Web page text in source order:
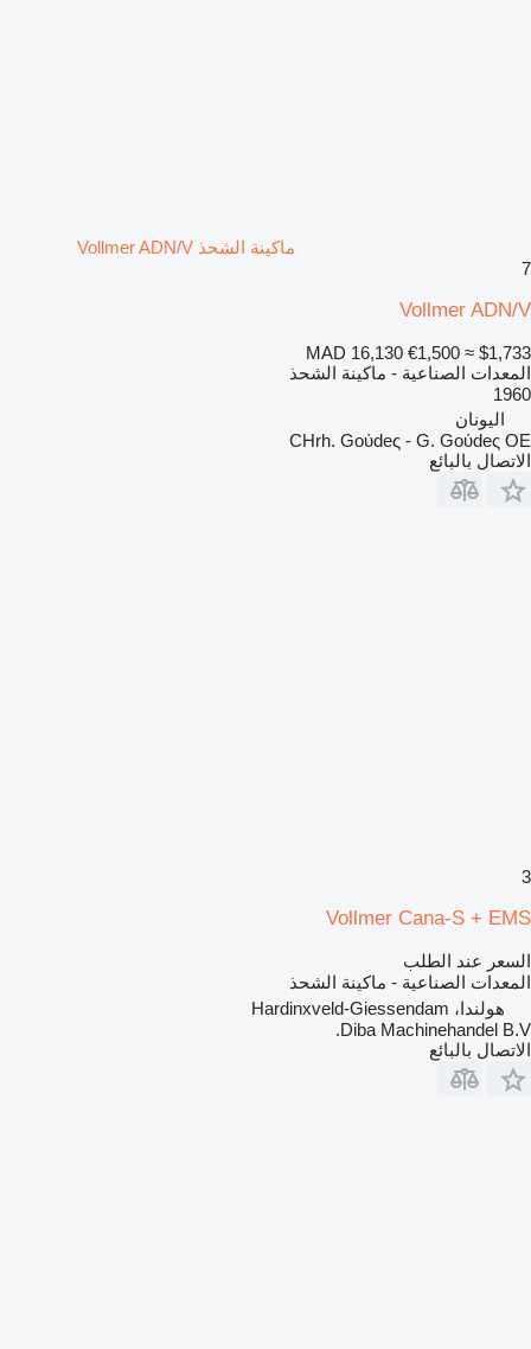
ماكينة الشحذ Vollmer ADN/V
7
Vollmer ADN/V
MAD 16,130 €1,500 ≈ $1,733
المعدات الصناعية - ماكينة الشحذ
1960
اليونان
CHrh. Goύdeς - G. Goύdeς OE
الاتصال بالبائع
3
Vollmer Cana-S + EMS
السعر عند الطلب
المعدات الصناعية - ماكينة الشحذ
هولندا، Hardinxveld-Giessendam
Diba Machinehandel B.V.
الاتصال بالبائع